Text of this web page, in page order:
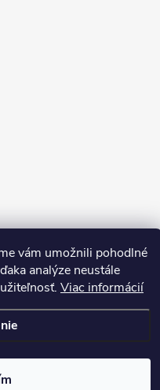
vám umožnili pohodlné
analýze neustále
Viac informácií
Premium
. Všetky práva vyhradené.